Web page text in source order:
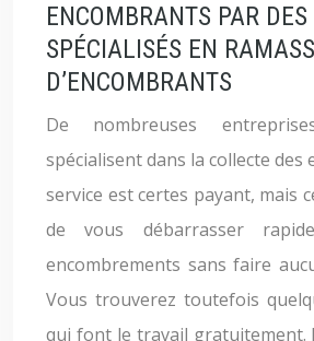
ENCOMBRANTS PAR DES
SPÉCIALISÉS EN
D’ENCOMBRANTS
De nombreuses
spécialisent dans la collecte des
service est certes payant, mais
de vous débarrasser
encombrements sans faire
Vous trouverez toutefois
qui font le travail gratuitement.